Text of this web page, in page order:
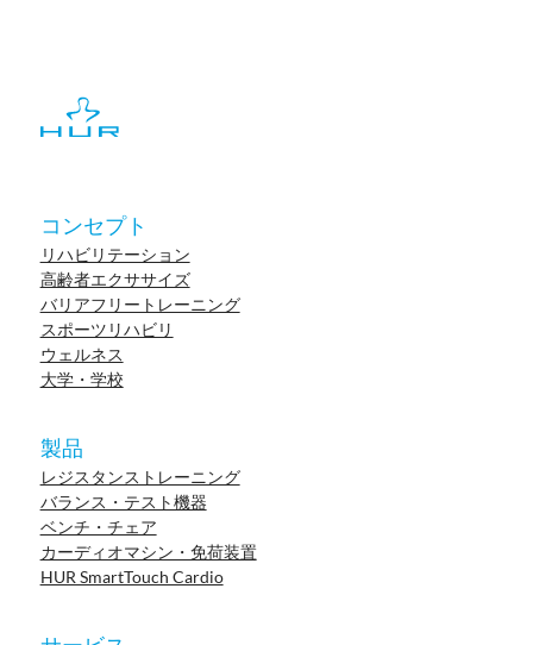
コンセプト
リハビリテーション
高齢者エクササイズ
バリアフリートレーニング
スポーツリハビリ
ウェルネス
大学・学校
製品
レジスタンストレーニング
バランス・テスト機器
ベンチ・チェア
カーディオマシン・免荷装置
HUR SmartTouch Cardio